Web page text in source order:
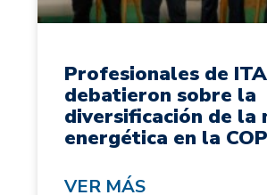
Profesionales de
debatieron sobre la
diversificación de la
energética en la
VER MÁS